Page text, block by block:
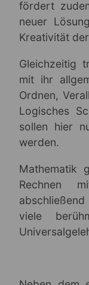
fördert
neuer
Kreativität
Gleichzeitig
mit ihr
Ordnen,
Logisches
sollen hier
werden.
Mathematik
Rechnen
viele